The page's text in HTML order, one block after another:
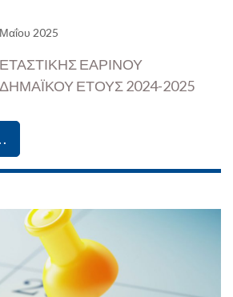
2025
ΕΑΡΙΝΟΥ
ΕΤΟΥΣ 2024-2025